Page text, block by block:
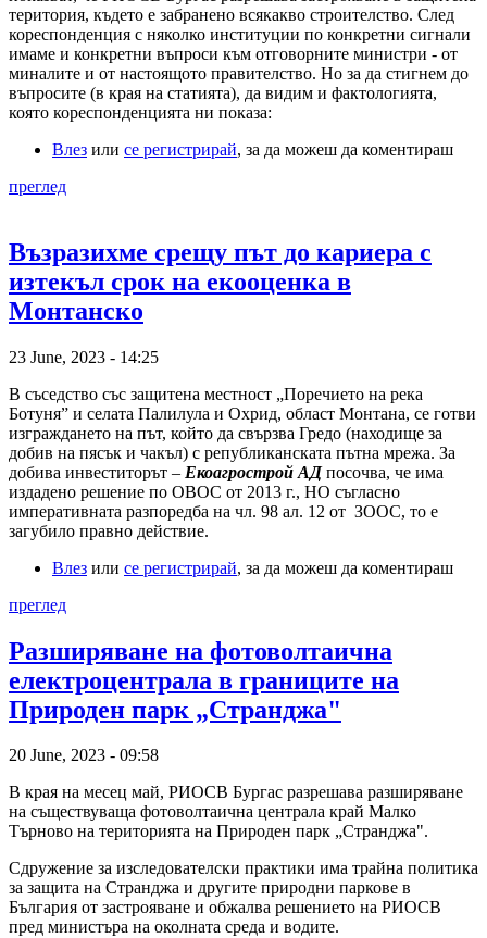
територия, където е забранено всякакво строителство. След
кореспонденция с няколко институции по конкретни сигнали
имаме и конкретни въпроси към отговорните министри - от
миналите и от настоящото правителство. Но за да стигнем до
въпросите (в края на статията), да видим и фактологията,
която кореспонденцията ни показа:
Влез или се регистрирай, за да можеш да коментираш
преглед
Възразихме срещу път до кариера с
изтекъл срок на екооценка в
Монтанско
23 June, 2023 - 14:25
В съседство със защитена местност „Поречието на река
Ботуня” и селата Палилула и Охрид, област Монтана, се готви
изграждането на път, който да свързва Гредо (находище за
добив на пясък и чакъл) с републиканската пътна мрежа. За
добива инвеститорът – Екоагрострой АДпосочва, че има
издадено решение по ОВОС от 2013 г., НО съгласно
императивната разпоредба на чл. 98 ал. 12 от ЗООС, то е
загубило правно действие.
Влез или се регистрирай, за да можеш да коментираш
преглед
Разширяване на фотоволтаична
електроцентрала в границите на
Природен парк „Странджа"
20 June, 2023 - 09:58
В края на месец май, РИОСВ Бургас разрешава разширяване
на съществуваща фотоволтаична централа край Малко
Търново на територията на Природен парк „Странджа".
Сдружение за изследователски практики има трайна политика
за защита на Странджа и другите природни паркове в
България от застрояване и обжалва решението на РИОСВ
пред министъра на околната среда и водите.